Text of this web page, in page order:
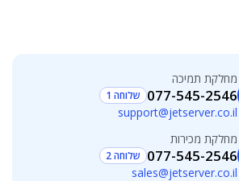
מחלקת תמיכה
077-545-2546 שלוחה 1
support@jetserver.co.il
מחלקת מכירות
077-545-2546 שלוחה 2
sales@jetserver.co.il